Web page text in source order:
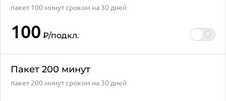
пакет 100 минут сроком на 30 дней
100 ₽/подкл.
Пакет 200 минут
пакет 200 минут сроком на 30 дней